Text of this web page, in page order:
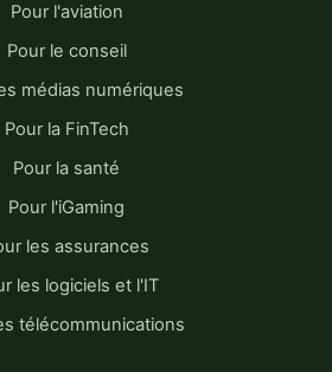
des personnes,
Pour l'aviation
Pour le conseil
médias numériques
Pour la FinTech
Pour la santé
Pour l'iGaming
les assurances
les logiciels et l'IT
télécommunications